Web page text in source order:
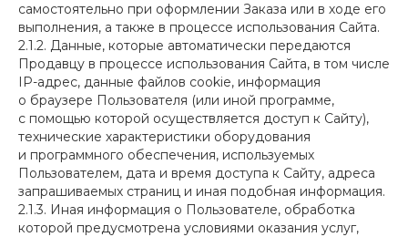
самостоятельно при оформлении Заказа или в ходе его
выполнения, а также в процессе использования Сайта.
2.1.2. Данные, которые автоматически передаются
Продавцу в процессе использования Сайта, в том числе
IP-адрес, данные файлов cookie, информация
о браузере Пользователя (или иной программе,
с помощью которой осуществляется доступ к Сайту),
технические характеристики оборудования
и программного обеспечения, используемых
Пользователем, дата и время доступа к Сайту, адреса
запрашиваемых страниц и иная подобная информация.
2.1.3. Иная информация о Пользователе, обработка
которой предусмотрена условиями оказания услуг,